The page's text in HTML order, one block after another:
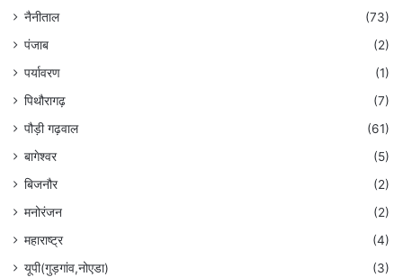
नैनीताल
(73)
पंजाब
(2)
पर्यावरण
(1)
पिथौरागढ़
(7)
पौड़ी गढ़वाल
(61)
बागेश्वर
(5)
बिजनौर
(2)
मनोरंजन
(2)
महाराष्ट्र
(4)
यूपी(गुड़गांव,नोएडा)
(3)